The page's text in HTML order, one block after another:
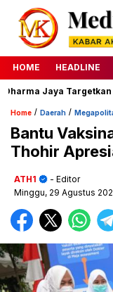
HOME HEADLINE
Jaya Targetkan
Home / Daerah /
Bantu
Thohir
ATH1
- Editor
Minggu, 29 Agustus